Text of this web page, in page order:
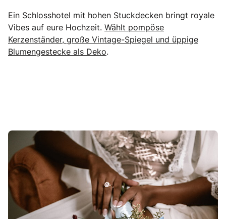
Ein Schlosshotel mit hohen Stuckdecken bringt royale
Vibes auf eure Hochzeit. Wählt pompöse
Kerzenständer, große Vintage-Spiegel und üppige
Blumengestecke als Deko.